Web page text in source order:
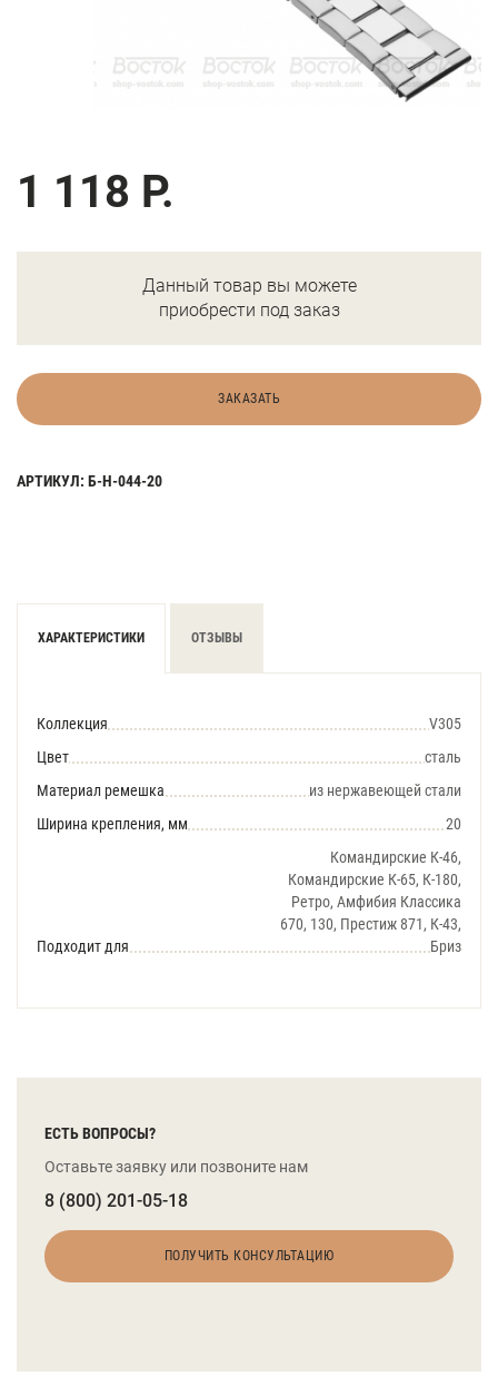
1 118 Р.
Данный товар вы можете
приобрести под заказ
ЗАКАЗАТЬ
АРТИКУЛ: Б-Н-044-20
ХАРАКТЕРИСТИКИ ОТЗЫВЫ
Коллекция
V305
Цвет
сталь
Материал ремешка
из нержавеющей стали
Ширина крепления, мм
20
Подходит для
Командирские К-46,
Командирские К-65, К-180,
Ретро, Амфибия Классика
670, 130, Престиж 871, К-43,
Бриз
ЕСТЬ ВОПРОСЫ?
Оставьте заявку или позвоните нам
8 (800) 201-05-18
ПОЛУЧИТЬ КОНСУЛЬТАЦИЮ